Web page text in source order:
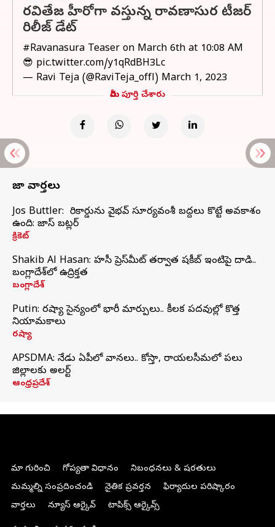
రవితేజ హీరోగా వస్తున్న రావణాసుర టీజర్
రిలీజ్ డేట్
#Ravanasura Teaser on March 6th at 10:08 AM
😎 pic.twitter.com/y1qRdBH3Lc
— Ravi Teja (@RaviTeja_offl) March 1, 2023
మీరు పూర్తి చేశారు
తాజా వార్తలు
Jos Buttler: నా రికార్డును వైభవ్ సూర్యవంశీ బద్దలు కొట్టే అవకాశం
ఉంది: జాస్ బట్లర్
క్రికెట్
Shakib Al Hasan: హసీనా ప్రెస్‌మీట్‌ తర్వాత షకీబ్‌ ఇంటిపై దాడి..
బంగ్లాదేశ్‌లో ఉద్రిక్తత
బంగ్లాదేశ్
Putin: రష్యా సైన్యంలో భారీ మార్పులు.. కీలక పదవుల్లో కొత్త
నియామకాలు
రష్యా
APSDMA: నేడు ఏపీలో వానలు.. కోస్తా, రాయలసీమలో పలు
జిల్లాలకు అలర్ట్
ఆంధ్రప్రదేశ్
మా గురించి గోప్యతా విధానం
నిబంధనలు & షరతులు
మమ్మల్ని సంప్రదించండి
నైతిక ప్రవర్తన
ఫిర్యాదుల పరిష్కారం
వార్తలు
న్యూస్ ఆర్కైవ్ టాపిక్స్ ఆర్కైవ్స్